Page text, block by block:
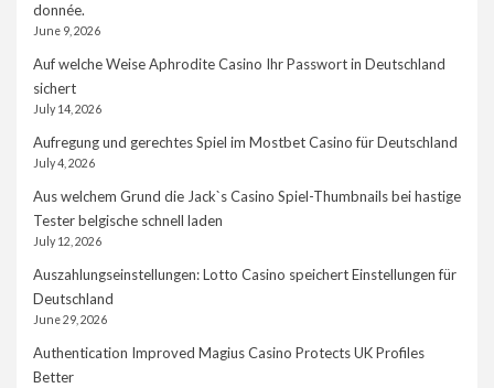
donnée.
June 9, 2026
Auf welche Weise Aphrodite Casino Ihr Passwort in Deutschland
sichert
July 14, 2026
Aufregung und gerechtes Spiel im Mostbet Casino für Deutschland
July 4, 2026
Aus welchem Grund die Jack`s Casino Spiel-Thumbnails bei hastige
Tester belgische schnell laden
July 12, 2026
Auszahlungseinstellungen: Lotto Casino speichert Einstellungen für
Deutschland
June 29, 2026
Authentication Improved Magius Casino Protects UK Profiles
Better